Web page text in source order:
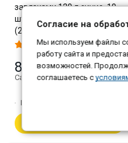
завязками 120 л синие, 10
шт в рулоне, ПНД, 74×84 см
(20 шт/кор)
85 ₽
Самовывоз: 82 ₽
Количество:
Согласие на
Мы используем файлы
работу сайта и
возможностей.
соглашаетесь с